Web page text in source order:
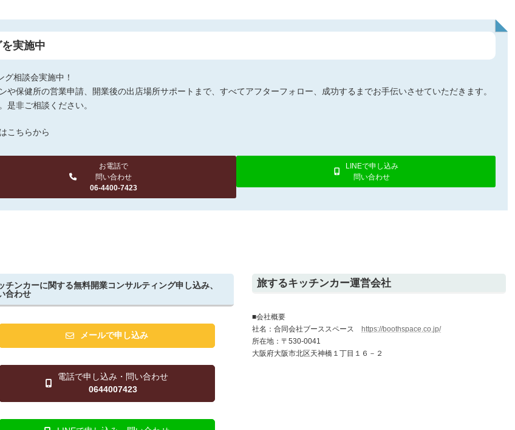
実施中
相談会実施中！
保健所の営業申請、開業後の出店場所サポートまで、すべてアフターフォロー、成功するまでお手伝いさせていただきます。
是非ご相談ください。
こちらから
お電話で
問い合わせ
06-4400-7423
LINEで申し込み
問い合わせ
チンカーに関する無料開業コンサルティング申し込み、
合わせ
メールで申し込み
電話で申し込み・問い合わせ
0644007423
旅するキッチンカー運営会社
■会社概要
社名：合同会社ブーススペース
https://boothspace.co.jp/
所在地：〒530-0041
大阪府大阪市北区天神橋１丁目１６－２